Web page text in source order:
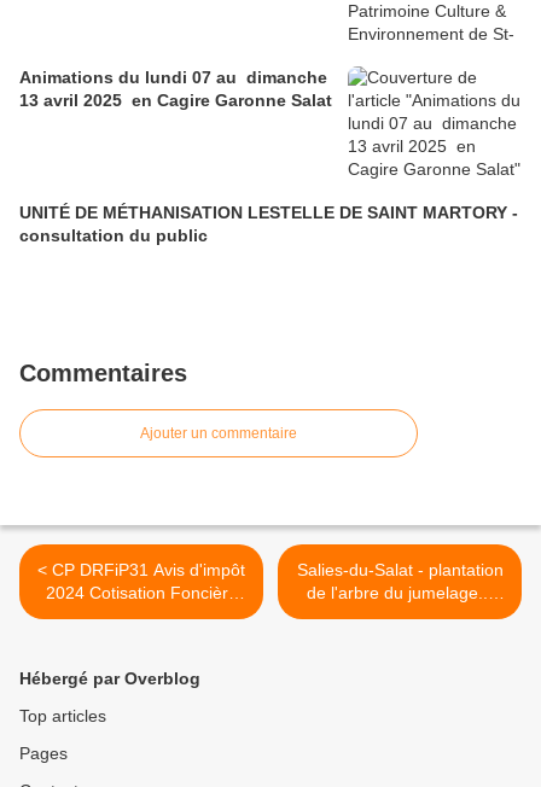
Animations du lundi 07 au dimanche
13 avril 2025 en Cagire Garonne Salat
UNITÉ DE MÉTHANISATION LESTELLE DE SAINT MARTORY -
consultation du public
Commentaires
Ajouter un commentaire
< CP DRFiP31 Avis d'impôt
2024 Cotisation Foncière
des Entreprises (CFE) et
(IFER)
Salies-du-Salat - plantation
de l'arbre du jumelage...
suite! >
Hébergé par Overblog
Top articles
Pages